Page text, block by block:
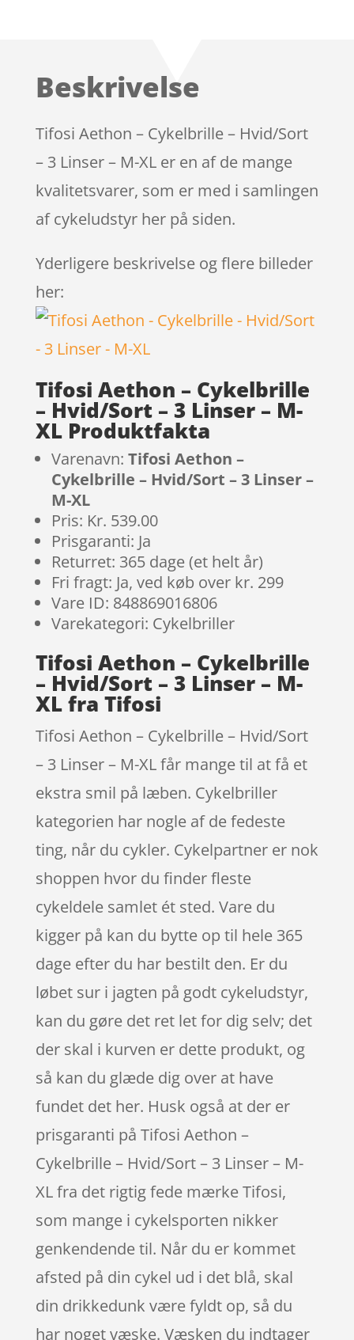
Beskrivelse
Tifosi Aethon – Cykelbrille – Hvid/Sort
– 3 Linser – M-XL er en af de mange
kvalitetsvarer, som er med i samlingen
af cykeludstyr her på siden.
Yderligere beskrivelse og flere billeder
her:
Tifosi Aethon – Cykelbrille
– Hvid/Sort – 3 Linser – M-
XL Produktfakta
Varenavn: Tifosi Aethon –
Cykelbrille – Hvid/Sort – 3 Linser –
M-XL
Pris: Kr. 539.00
Prisgaranti: Ja
Returret: 365 dage (et helt år)
Fri fragt: Ja, ved køb over kr. 299
Vare ID: 848869016806
Varekategori: Cykelbriller
Tifosi Aethon – Cykelbrille
– Hvid/Sort – 3 Linser – M-
XL fra Tifosi
Tifosi Aethon – Cykelbrille – Hvid/Sort
– 3 Linser – M-XL får mange til at få et
ekstra smil på læben. Cykelbriller
kategorien har nogle af de fedeste
ting, når du cykler. Cykelpartner er nok
shoppen hvor du finder fleste
cykeldele samlet ét sted. Vare du
kigger på kan du bytte op til hele 365
dage efter du har bestilt den. Er du
løbet sur i jagten på godt cykeludstyr,
kan du gøre det ret let for dig selv; det
der skal i kurven er dette produkt, og
så kan du glæde dig over at have
fundet det her. Husk også at der er
prisgaranti på Tifosi Aethon –
Cykelbrille – Hvid/Sort – 3 Linser – M-
XL fra det rigtig fede mærke Tifosi,
som mange i cykelsporten nikker
genkendende til. Når du er kommet
afsted på din cykel ud i det blå, skal
din drikkedunk være fyldt op, så du
har noget væske. Væsken du indtager